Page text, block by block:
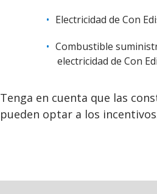
Electricidad de Con
Combustible
electricidad de Con
Tenga en cuenta que las
pueden optar a los